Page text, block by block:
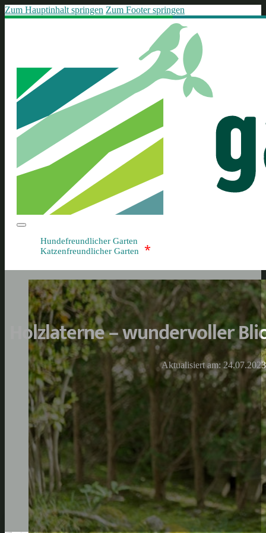
Zum Hauptinhalt springen Zum Footer springen
Hundefreundlicher Garten
Katzenfreundlicher Garten
*
Holzlaterne – wundervoller
Aktualisiert am: 24.07.2023